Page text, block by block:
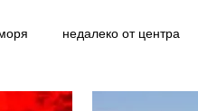
недалеко от центра